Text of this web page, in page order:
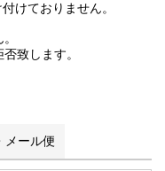
けておりません。
致します。
メール便